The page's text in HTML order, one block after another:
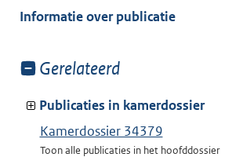
van:
Informatie over publicatie
Toon
van:
Gerelateerd
Publicaties in kamerdossier
Kamerdossier 34379
Toon alle publicaties in het hoofddossier